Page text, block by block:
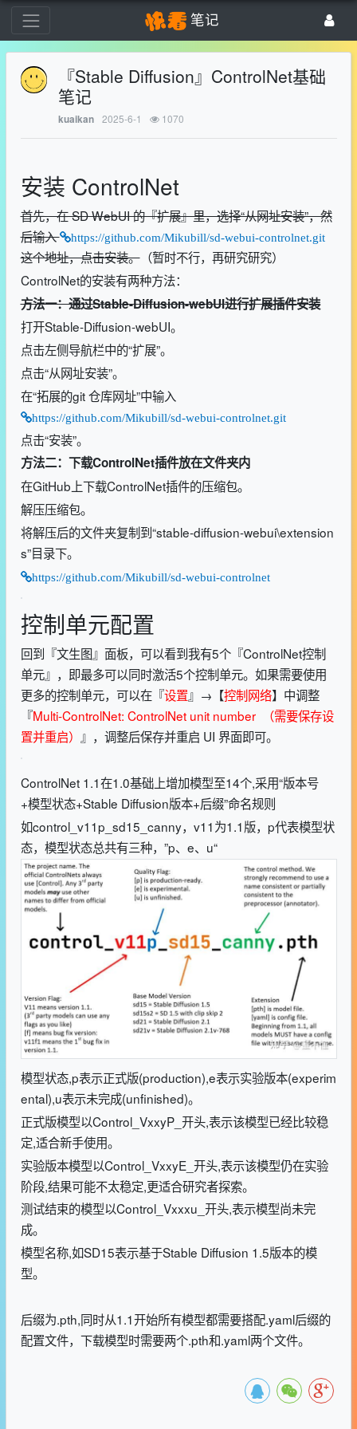
笔记
『Stable Diffusion』ControlNet基础
笔记
kuaikan 2025-6-1 1070
安装 ControlNet
首先，在 SD WebUI 的『扩展』里，选择“从网址安装”，然
后输入
https://github.com/Mikubill/sd-webui-controlnet.git
这个地址，点击安装。（暂时不行，再研究研究）
ControlNet的安装有两种方法：
方法一：通过Stable-Diffusion-webUI进行扩展插件安装
打开Stable-Diffusion-webUI。
点击左侧导航栏中的“扩展”。
点击“从网址安装”。
在“拓展的git 仓库网址”中输入
https://github.com/Mikubill/sd-webui-controlnet.git
点击“安装”。
方法二：下载ControlNet插件放在文件夹内
在GitHub上下载ControlNet插件的压缩包。
解压压缩包。
将解压后的文件夹复制到“stable-diffusion-webui\extension
s”目录下。
https://github.com/Mikubill/sd-webui-controlnet
控制单元配置
回到『文生图』面板，可以看到我有5个『ControlNet控制
单元』，即最多可以同时激活5个控制单元。如果需要使用
更多的控制单元，可以在『设置』→【控制网络】中调整
『Multi-ControlNet: ControlNet unit number （需要保存设
置并重启） 』，调整后保存并重启 UI 界面即可。
ControlNet 1.1在1.0基础上增加模型至14个,采用“版本号
+模型状态+Stable Diffusion版本+后缀”命名规则
如control_v11p_sd15_canny，v11为1.1版，p代表模型状
态，模型状态总共有三种，”p、e、u“
模型状态,p表示正式版(production),e表示实验版本(experim
ental),u表示未完成(unfinished)。
正式版模型以Control_VxxyP_开头,表示该模型已经比较稳
定,适合新手使用。
实验版本模型以Control_VxxyE_开头,表示该模型仍在实验
阶段,结果可能不太稳定,更适合研究者探索。
测试结束的模型以Control_Vxxxu_开头,表示模型尚未完
成。
模型名称,如SD15表示基于Stable Diffusion 1.5版本的模
型。
后缀为.pth,同时从1.1开始所有模型都需要搭配.yaml后缀的
配置文件，下载模型时需要两个.pth和.yaml两个文件。